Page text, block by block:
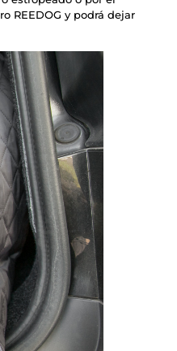
REEDOG y podrá dejar